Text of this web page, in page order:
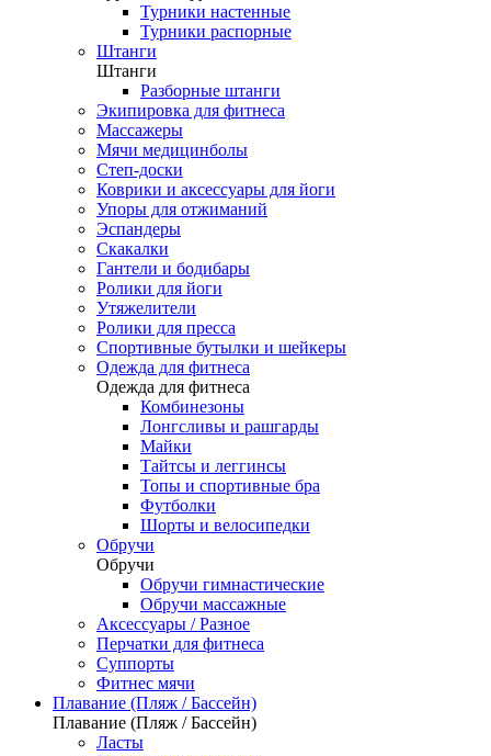
Турники настенные
Турники распорные
Штанги
Штанги
Разборные штанги
Экипировка для фитнеса
Массажеры
Мячи медицинболы
Степ-доски
Коврики и аксессуары для йоги
Упоры для отжиманий
Эспандеры
Скакалки
Гантели и бодибары
Ролики для йоги
Утяжелители
Ролики для пресса
Спортивные бутылки и шейкеры
Одежда для фитнеса
Одежда для фитнеса
Комбинезоны
Лонгсливы и рашгарды
Майки
Тайтсы и леггинсы
Топы и спортивные бра
Футболки
Шорты и велосипедки
Обручи
Обручи
Обручи гимнастические
Обручи массажные
Аксессуары / Разное
Перчатки для фитнеса
Суппорты
Фитнес мячи
Плавание (Пляж / Бассейн)
Плавание (Пляж / Бассейн)
Ласты